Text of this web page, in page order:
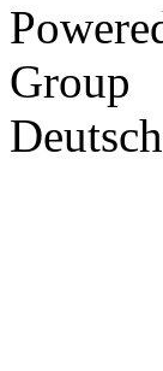
Group